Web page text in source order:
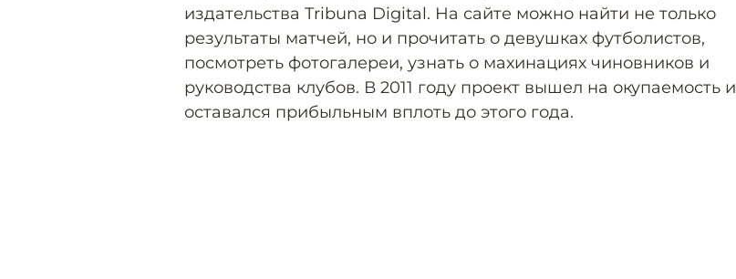
издательства Tribuna Digital. На сайте можно найти не только
результаты матчей, но и прочитать о девушках футболистов,
посмотреть фотогалереи, узнать о махинациях чиновников и
руководства клубов. В 2011 году проект вышел на окупаемость и
оставался прибыльным вплоть до этого года.